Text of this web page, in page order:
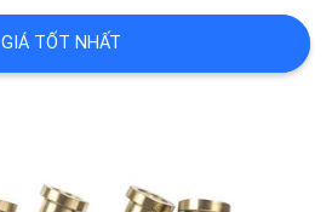
GIÁ TỐT NHẤT